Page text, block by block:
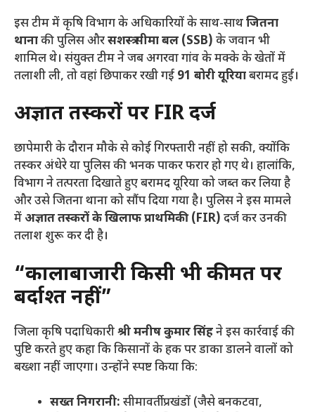
​इस टीम में कृषि विभाग के अधिकारियों के साथ-साथजितना
थानाकी पुलिस औरसशस्त्र सीमा बल (SSB) के जवान भी
शामिल थे। संयुक्त टीम ने जब अगरवा गांव के मक्के के खेतों में
तलाशी ली, तो वहां छिपाकर रखी गई 91 बोरी यूरियाबरामद हुई।
अज्ञात तस्करों पर FIR दर्ज
​छापेमारी के दौरान मौके से कोई गिरफ्तारी नहीं हो सकी, क्योंकि
तस्कर अंधेरे या पुलिस की भनक पाकर फरार हो गए थे। हालांकि,
विभाग ने तत्परता दिखाते हुए बरामद यूरिया को जब्त कर लिया है
और उसे जितना थाना को सौंप दिया गया है। पुलिस ने इस मामले
मेंअज्ञात तस्करों के खिलाफ प्राथमिकी (FIR) दर्ज कर उनकी
तलाश शुरू कर दी है।
“कालाबाजारी किसी भी कीमत पर
बर्दाश्त नहीं”
​जिला कृषि पदाधिकारीश्री मनीष कुमार सिंहने इस कार्रवाई की
पुष्टि करते हुए कहा कि किसानों के हक पर डाका डालने वालों को
बख्शा नहीं जाएगा। उन्होंने स्पष्ट किया कि:
सख्त निगरानी: सीमावर्ती प्रखंडों (जैसे बनकटवा,